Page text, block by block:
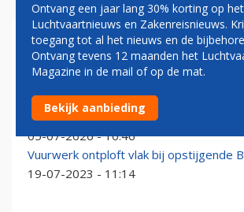
VUURWERK
Delta-vliegtuig tijdens landing op 4 juli
vuurwerk
05-07-2026 - 10:46
Vuurwerk ontploft vlak bij opstijgende
19-07-2023 - 11:14
Ontvang een jaar lang 30% korting op
Luchtvaartnieuws en Zakenreisnieuws.
toegang tot al het nieuws en de
Ontvang tevens 12 maanden het
Magazine in de mail of op de mat.
Bekijk aanbieding